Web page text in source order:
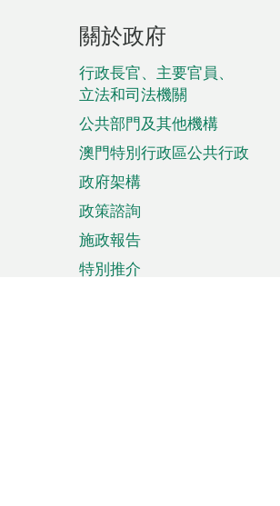
頁
腳
菜
單
關於政府
行政長官、主要官員、
立法和司法機關
公共部門及其他機構
澳門特別行政區公共行政
政府架構
政策諮詢
施政報告
特別推介